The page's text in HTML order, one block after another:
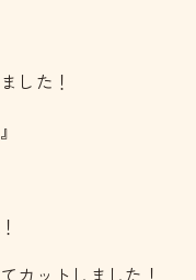
した！